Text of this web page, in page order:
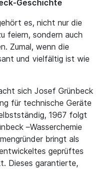
Geschichte
es, nicht nur die
feiern, sondern auch
Zumal, wenn die
und vielfältig ist wie
sich Josef Grünbeck
für technische Geräte
1967 folgt
–Wasserchemie
bringt als
geprüftes
Dieses garantierte,